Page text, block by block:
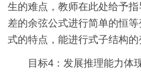
生的难点，教师在此处给予
差的余弦公式进行简单的恒
式的特点，能进行式子结构的
目标4：发展推理能力体